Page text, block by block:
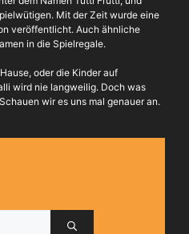
Mit der Zeit wurde eine
veröffentlicht. Auch ähnliche
in die Spielregale.
oder die Kinder auf
wird nie langweilig. Doch was
wir es uns mal genauer an.